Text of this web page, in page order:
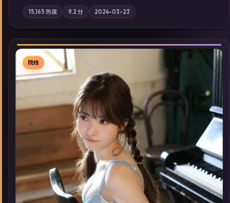
轴，旧案重提，真相与谎言在同一条时间线上交锋；摄影与配乐
强化地域气质；站内亦可通过「国产免费观看高清电视剧在线
看」延展检索同类型高分佳作，畅享高清在线追剧体验。
15,165 热度 9.2 分 2024-03-23
院线